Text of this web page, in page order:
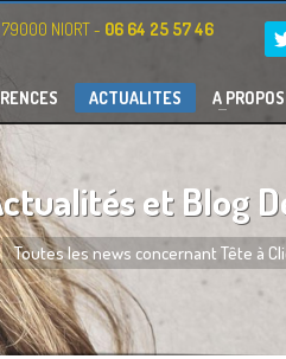
NIORT - 06 64 25 57 46
ACTUALITES A PROPOS
et Blog
Toutes les news concernant Tête à